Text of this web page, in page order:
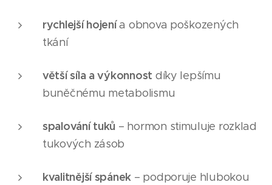
rychlejší hojenía obnova poškozených
tkání
větší síla a výkonnost díky lepšímu
buněčnému metabolismu
spalování tuků – hormon stimuluje rozklad
tukových zásob
kvalitnější spánek – podporuje hlubokou